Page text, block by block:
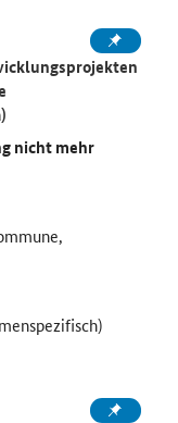
nicht mehr